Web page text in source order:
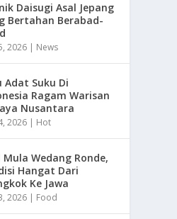
Daisugi Asal Jepang
Bertahan Berabad-
2026 | News
Adat Suku Di
Ragam Warisan
Nusantara
2026 | Hot
Mula Wedang Ronde,
Hangat Dari
Ke Jawa
2026 | Food